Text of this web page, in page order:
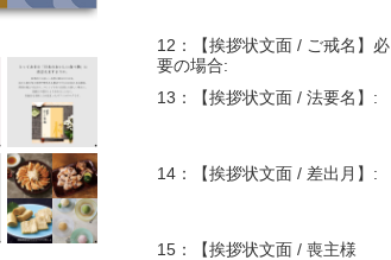
12：【挨拶状文面 / ご戒名】必
要の場合:
13：【挨拶状文面 / 法要名】:
14：【挨拶状文面 / 差出月】:
15：【挨拶状文面 / 喪主様